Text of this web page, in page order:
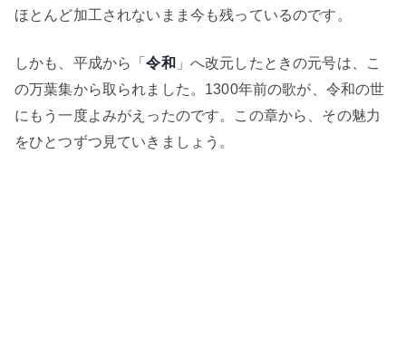
ほとんど加工されないまま今も残っているのです。
しかも、平成から「令和 」へ改元したときの元号は、こ
の万葉集から取られました。1300年前の歌が、令和の世
にもう一度よみがえったのです。この章から、その魅力
をひとつずつ見ていきましょう。